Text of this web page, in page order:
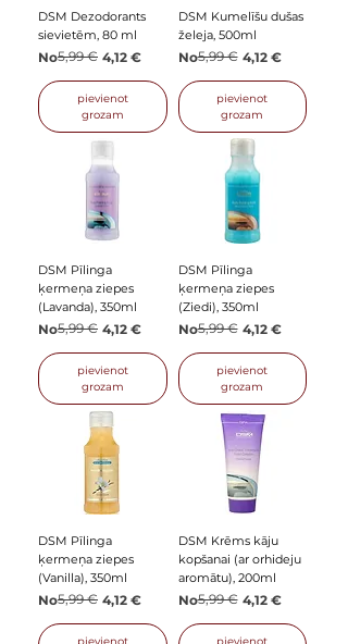
DSM Dezodorants
sievietēm, 80 ml
No
Parastā cena
5,99 € 4,12 €
Izpārdošanas cena
pievienot
grozam
DSM Kumelīšu dušas
želeja, 500ml
No
Parastā cena
5,99 € 4,12 €
Izpārdošanas cena
pievienot
grozam
DSM Pīlinga
ķermeņa ziepes
(Lavanda), 350ml
No
Parastā cena
5,99 € 4,12 €
Izpārdošanas cena
pievienot
grozam
DSM Pīlinga
ķermeņa ziepes
(Ziedi), 350ml
No
Parastā cena
5,99 € 4,12 €
Izpārdošanas cena
pievienot
grozam
DSM Pīlinga
ķermeņa ziepes
(Vanilla), 350ml
No
Parastā cena
5,99 € 4,12 €
Izpārdošanas cena
DSM Krēms kāju
kopšanai (ar orhideju
aromātu), 200ml
No
Parastā cena
5,99 € 4,12 €
Izpārdošanas cena